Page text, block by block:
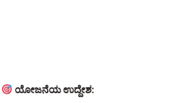
ಯೋಜನೆಯ ಉದ್ದೇಶ: